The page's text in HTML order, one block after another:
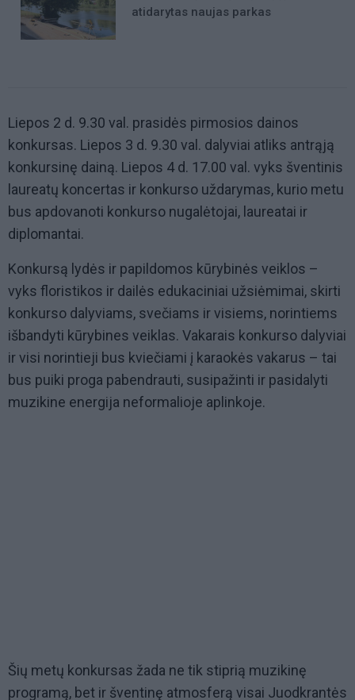
atidarytas naujas parkas
Liepos 2 d. 9.30 val. prasidės pirmosios dainos
konkursas. Liepos 3 d. 9.30 val. dalyviai atliks antrąją
konkursinę dainą. Liepos 4 d. 17.00 val. vyks šventinis
laureatų koncertas ir konkurso uždarymas, kurio metu
bus apdovanoti konkurso nugalėtojai, laureatai ir
diplomantai.
Konkursą lydės ir papildomos kūrybinės veiklos –
vyks floristikos ir dailės edukaciniai užsiėmimai, skirti
konkurso dalyviams, svečiams ir visiems, norintiems
išbandyti kūrybines veiklas. Vakarais konkurso dalyviai
ir visi norintieji bus kviečiami į karaokės vakarus – tai
bus puiki proga pabendrauti, susipažinti ir pasidalyti
muzikine energija neformalioje aplinkoje.
Šių metų konkursas žada ne tik stiprią muzikinę
programą, bet ir šventinę atmosferą visai Juodkrantės